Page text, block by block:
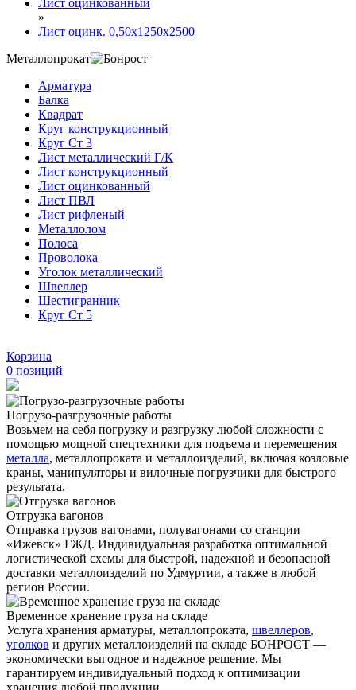
Лист оцинкованный
»
Лист оцинк. 0,50х1250х2500
Металлопрокат
Арматура
Балка
Квадрат
Круг конструкционный
Круг Ст 3
Лист металлический Г/К
Лист конструкционный
Лист оцинкованный
Лист ПВЛ
Лист рифленый
Металлолом
Полоса
Проволока
Уголок металлический
Швеллер
Шестигранник
Круг Ст 5
Корзина
0 позиций
Погрузо-разгрузочные работы
Возьмем на себя погрузку и разгрузку любой сложности с
помощью мощной спецтехники для подъема и перемещения
металла, металлопроката и металлоизделий, включая козловые
краны, манипуляторы и вилочные погрузчики для быстрого
результата.
Отгрузка вагонов
Отправка грузов вагонами, полувагонами со станции
«Ижевск» ГЖД. Индивидуальная разработка оптимальной
логистической схемы для быстрой, надежной и безопасной
доставки металлоизделий по Удмуртии, а также в любой
регион России.
Временное хранение груза на складе
Услуга хранения арматуры, металлопроката, швеллеров,
уголков и других металлоизделий на складе БОНРОСТ —
экономически выгодное и надежное решение. Мы
гарантируем индивидуальный подход к оптимизации
хранения любой продукции.